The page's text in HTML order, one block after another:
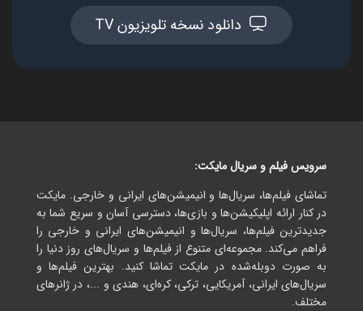
دانلود نسخه تلویزیون TV
سرویس فیلم و سریال مایکت:
تماشای فیلم‌ها، سریال‌ها و انیمیشن‌های ایرانی و خارجی. مایکت
در کنار ارائه اپلیکیشن‌ها و بازی‌ها، دسترسی آسان و سریع شما به
جدیدترین فیلم‌ها، سریال‌ها و انیمیشن‌های ایرانی و خارجی را
فراهم می‌کند. مجموعه‌ای متنوع از فیلم‌ها و سریال‌های روز دنیا را
به صورت دوبله‌شده در مایکت تماشا کنید. بهترین فیلم‌ها و
سریال‌های ایرانی، آمریکایی، ترکی، کره‌ای، هندی و ...، در ژانرهای
مختلف.